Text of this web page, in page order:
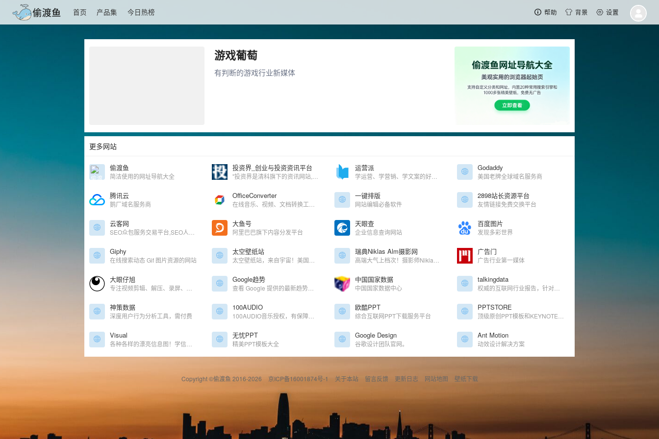
首页 产品集 今日热榜 帮助 背景 设置
游戏葡萄
有判断的游戏行业新媒体
更多网站
偷渡鱼
简洁使用的网址导航大全
投资界_创业与投资资讯平台 运营派 Godaddy
美国老牌全球域名服务商
腾讯云
鹅厂域名服务商
OfficeConverter 一键排版
网站编辑必备软件
2898站长资源平台
友情链接免费交换平台
云客网 大鱼号
阿里巴巴旗下内容分发平台
天眼查
企业信息查询网站
百度图片
发现多彩世界
Giphy
在线搜索动态 Gif 图片资源的网站
太空壁纸站 瑞典Niklas Alm摄影网 广告门
广告行业第一媒体
大眼仔旭 Google趋势 中国国家数据
中国国家数据中心
talkingdata
神策数据
深度用户行为分析工具，需付费
100AUDIO 欧酷PPT
综合互联网PPT下载服务平台
PPTSTORE
Visual 无忧PPT
精美PPT模板大全
Google Design
谷歌设计团队官网。
Ant Motion
动效设计解决方案
Copyright ©偷渡鱼 2016-2026 京ICP备16001874号-1 关于本站 留言反馈 更新日志 网站地图 壁纸下载